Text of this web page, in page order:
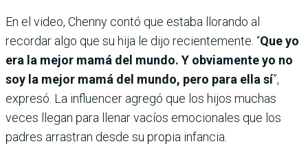
En el video, Chenny contó que estaba llorando al
recordar algo que su hija le dijo recientemente. “Que yo
era la mejor mamá del mundo. Y obviamente yo no
soy la mejor mamá del mundo, pero para ella sí”,
expresó. La influencer agregó que los hijos muchas
veces llegan para llenar vacíos emocionales que los
padres arrastran desde su propia infancia.